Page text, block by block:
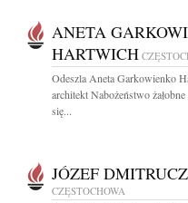
ANETA
HARTWICH
Odeszla Aneta Garkowienko
architekt Nabożeństwo
się...
JÓZEF
CZĘSTOCHOWA